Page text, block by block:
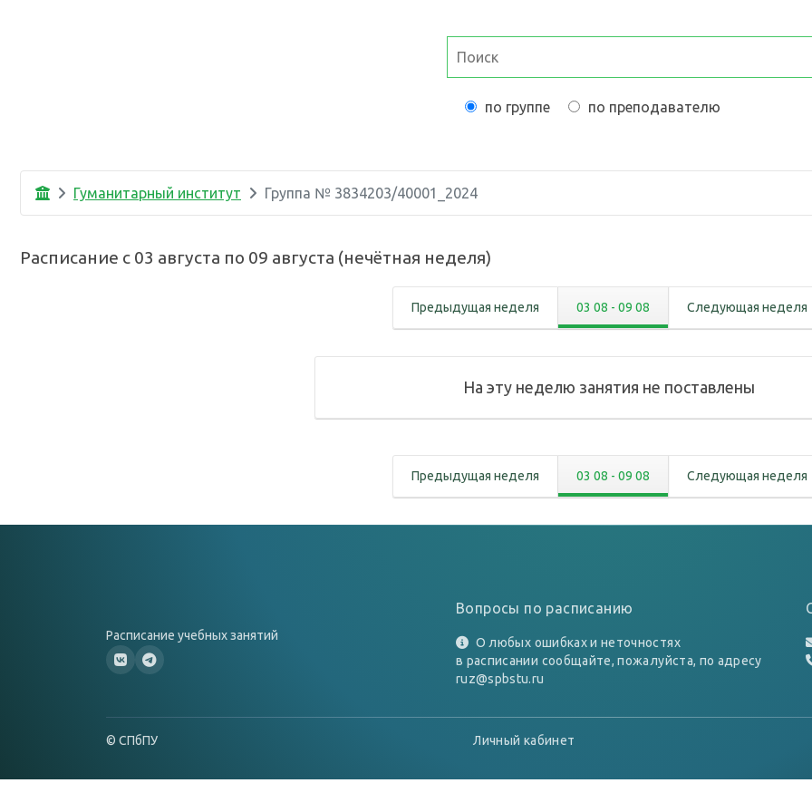
по группе по преподавателю
Гуманитарный институт Группа № 3834203/40001_2024
Расписание с 03 августа по 09 августа (нечётная неделя)
Предыдущая неделя 03 08 - 09 08 Следующая неделя
На эту неделю занятия не поставлены
Предыдущая неделя 03 08 - 09 08 Следующая неделя
Расписание учебных занятий
Вопросы по расписанию
О любых ошибках и неточностях
в расписании сообщайте, пожалуйста, по адресу
ruz@spbstu.ru
© СПбПУ Личный кабинет